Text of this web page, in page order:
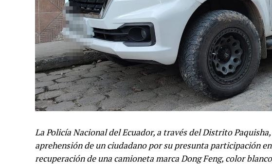
La Policía Nacional del Ecuador, a través del Distrito
aprehensión de un ciudadano por su presunta participación
recuperación de una camioneta marca Dong Feng, color